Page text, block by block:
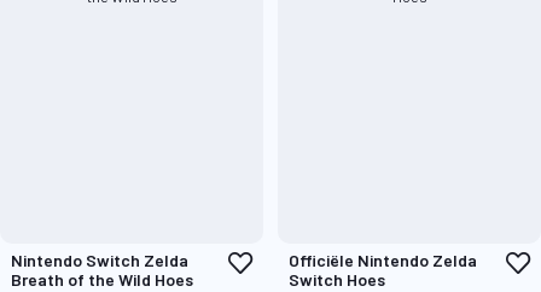
Nintendo Switch Zelda
Breath of the Wild Hoes
Voeg Officiële Nintendo Zelda
Switch Hoes